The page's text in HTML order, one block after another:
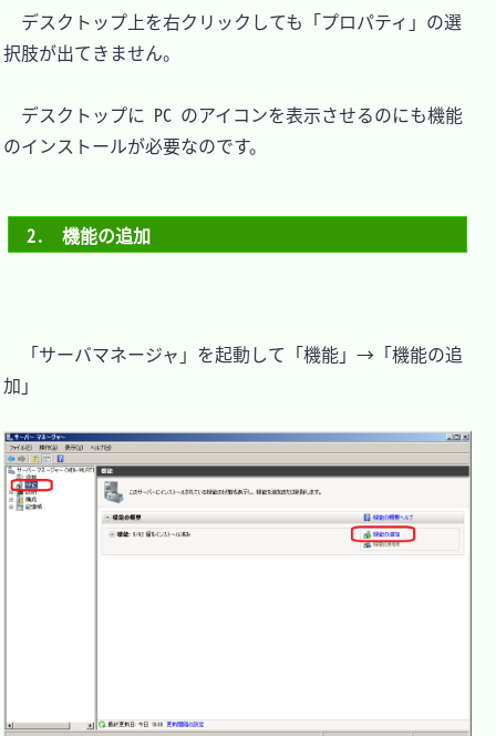
デスクトップ上を右クリックしても「プロパティ」の選
択肢が出てきません。
デスクトップに PC のアイコンを表示させるのにも機能
のインストールが必要なのです。
2.　機能の追加
「サーバマネージャ」を起動して「機能」→「機能の追
加」